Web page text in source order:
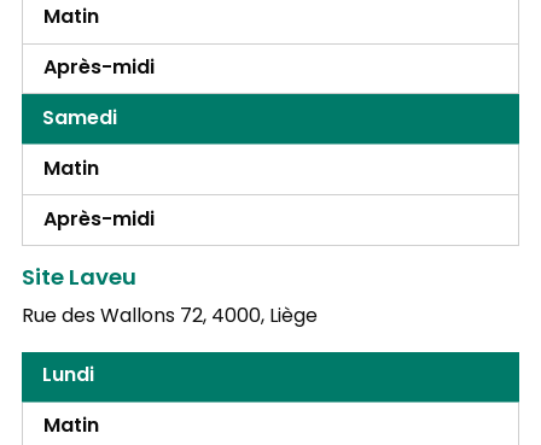
Matin
Après-midi
Samedi
Matin
Après-midi
Site Laveu
Rue des Wallons 72,4000, Liège
Lundi
Matin